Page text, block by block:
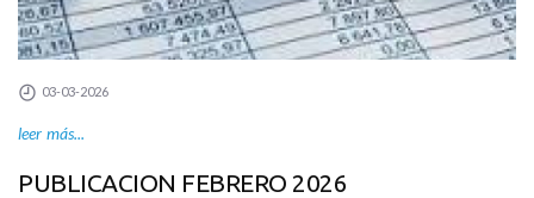
03-03-2026
leer más...
PUBLICACION FEBRERO 2026